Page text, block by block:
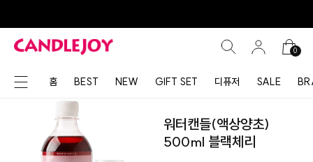
0
홈 BEST NEW GIFT SET 디퓨저 SALE
워터캔들(액상양초)
500ml 블랙체리